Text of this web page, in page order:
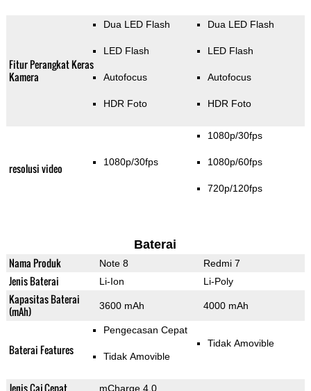
Fitur Perangkat Keras
Kamera
Dua LED Flash
LED Flash
Autofocus
HDR Foto
Dua LED Flash
LED Flash
Autofocus
HDR Foto
resolusi video 1080p/30fps
1080p/30fps
1080p/60fps
720p/120fps
Baterai
Nama Produk Note 8 Redmi 7
Jenis Baterai Li-Ion Li-Poly
Kapasitas Baterai
(mAh)
3600 mAh 4000 mAh
Baterai Features
Pengecasan Cepat
Tidak Amovible
Tidak Amovible
Jenis Caj Cepat mCharge 4.0